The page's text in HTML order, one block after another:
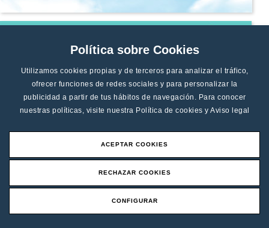
Política sobre Cookies
Utilizamos cookies propias y de terceros para analizar el tráfico,
ofrecer funciones de redes sociales y para personalizar la
publicidad a partir de tus hábitos de navegación. Para conocer
nuestras políticas, visite nuestra Política de cookies y Aviso legal
ACEPTAR COOKIES
RECHAZAR COOKIES
CONFIGURAR